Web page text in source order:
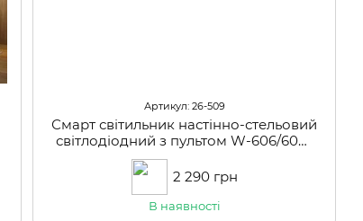
Артикул: 26-509
Смарт світильник настінно-стельовий
світлодіодний з пультом W-606/60W
RM WW+CW+NW
2 290 грн
В наявності